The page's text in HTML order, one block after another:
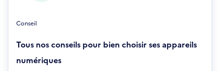
Conseil
Tous nos conseils pour bien choisir ses appareils
numériques